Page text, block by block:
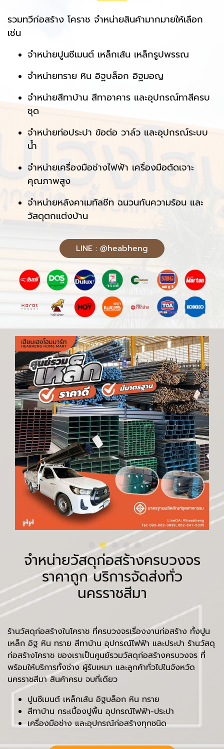
รวมทวีก่อสร้าง โคราช จำหน่ายสินค้ามากมายให้เลือก
เช่น
จำหน่ายปูนซีเมนต์ เหล็กเส้น เหล็กรูปพรรณ
จำหน่ายทราย หิน อิฐบล็อก อิฐมอญ
จำหน่ายสีทาบ้าน สีทาอาคาร และอุปกรณ์ทาสีครบ
ชุด
จำหน่ายท่อประปา ข้อต่อ วาล์ว และอุปกรณ์ระบบ
น้ำ
จำหน่ายเครื่องมือช่างไฟฟ้า เครื่องมือตัดเจาะ
คุณภาพสูง
จำหน่ายหลังคาเมทัลชีท ฉนวนกันความร้อน และ
วัสดุตกแต่งบ้าน
LINE : @heabheng
จำหน่ายวัสดุก่อสร้างครบวงจร
ราคาถูก บริการจัดส่งทั่ว
นครราชสีมา
ร้านวัสดุก่อสร้างในโคราช ที่ครบวงจรเรื่องงานก่อสร้าง ทั้งปูน
เหล็ก อิฐ หิน ทราย สีทาบ้าน อุปกรณ์ไฟฟ้า และประปา ร้านวัสดุ
ก่อสร้างโคราช ของเราเป็นศูนย์รวมวัสดุก่อสร้างครบวงจร ที่
พร้อมให้บริการทั้งช่าง ผู้รับเหมา และลูกค้าทั่วไปในจังหวัด
นครราชสีมา สินค้าครบ จบที่เดียว
ปูนซีเมนต์ เหล็กเส้น อิฐบล็อก หิน ทราย
สีทาบ้าน กระเบื้องปูพื้น อุปกรณ์ไฟฟ้า-ประปา
เครื่องมือช่าง และอุปกรณ์ก่อสร้างทุกชนิด